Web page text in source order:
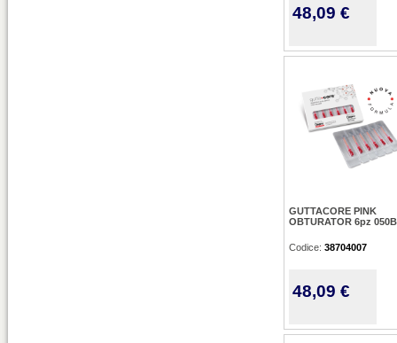
48,09 €
GUTTACORE PINK
OBTURATOR 6pz 050B
Codice: 38704007
48,09 €